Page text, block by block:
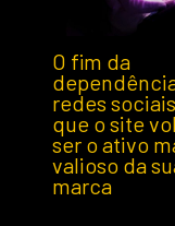
19 de fevereiro de
O fim da
redes
que o site
ser o ativo
valioso da
marca